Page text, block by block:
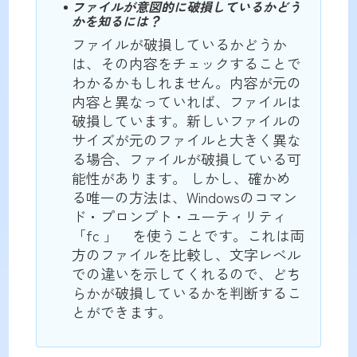
ファイルが意図的に破損しているかどう
かを知るには？
ファイルが破損しているかどうか
は、その内容をチェックすることで
わかるかもしれません。内容が元の
内容と異なっていれば、ファイルは
破損しています。新しいファイルの
サイズが元のファイルと大きく異な
る場合、ファイルが破損している可
能性があります。 しかし、確かめ
る唯一の方法は、Windowsのコマン
ド・プロンプト・ユーティリティ
「fc 」 を使うことです。これは両
方のファイルを比較し、文字レベル
での違いを示してくれるので、どち
らかが破損しているかを判断するこ
とができます。